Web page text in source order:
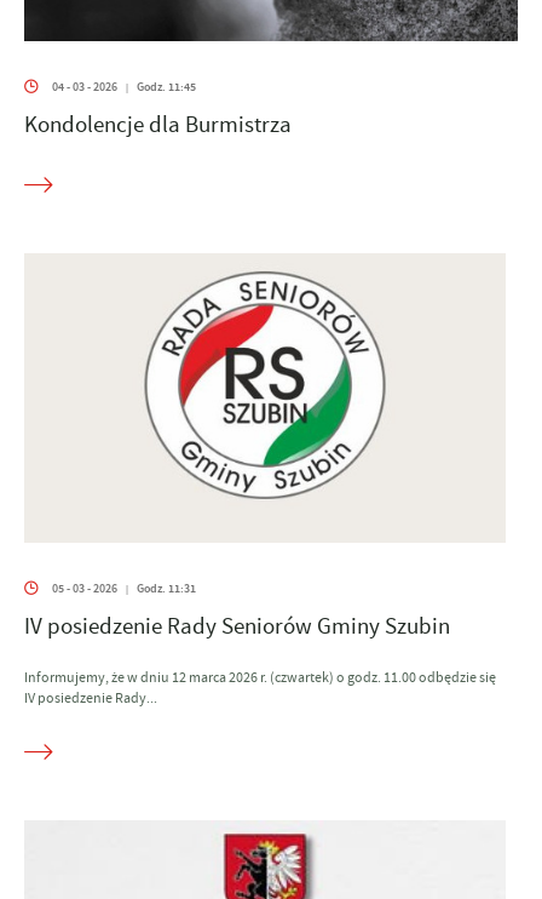
04 - 03 - 2026 | Godz. 11:45
Kondolencje dla Burmistrza
05 - 03 - 2026 | Godz. 11:31
IV posiedzenie Rady Seniorów Gminy Szubin
Informujemy, że w dniu 12 marca 2026 r. (czwartek) o godz. 11.00 odbędzie się
IV posiedzenie Rady...